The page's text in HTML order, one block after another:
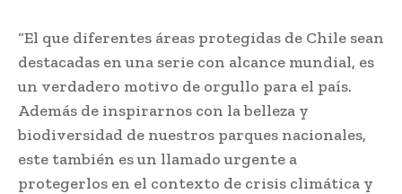
“El que diferentes áreas protegidas de Chile sean
destacadas en una serie con alcance mundial, es
un verdadero motivo de orgullo para el país.
Además de inspirarnos con la belleza y
biodiversidad de nuestros parques nacionales,
este también es un llamado urgente a
protegerlos en el contexto de crisis climática y